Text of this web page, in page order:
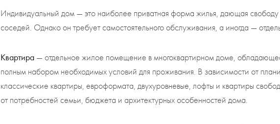
Индивидуальный дом — это наиболее приватная форма жилья, дающая свободу
соседей. Однако он требует самостоятельного обслуживания, а иногда —
Квартира — отдельное жилое помещение в многоквартирном доме,
полным набором необходимых условий для проживания. В зависимости от
классические квартиры, евроформата, двухуровневые, лофты и квартиры
от потребностей семьи, бюджета и архитектурных особенностей дома.